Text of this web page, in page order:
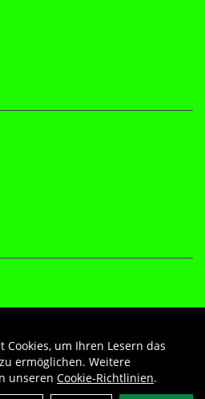
um Ihren Lesern das
ermöglichen. Weitere
unseren Cookie-Richtlinien.
Auftrag widerrufen